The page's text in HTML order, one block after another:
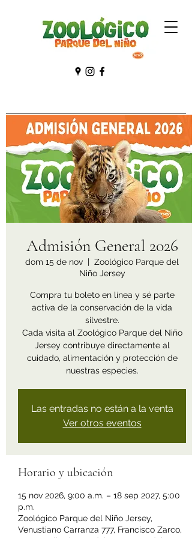
Admisión General 2026
dom 15 de nov
  |
Zoológico Parque del
Niño Jersey
Compra tu boleto en línea y sé parte
activa de la conservación de la vida
silvestre.
Cada visita al Zoológico Parque del Niño
Jersey contribuye directamente al
cuidado, alimentación y protección de
nuestras especies.
Las entradas no están a la venta
Ver otros eventos
Horario y ubicación
15 nov 2026, 9:00 a.m. – 18 sep 2027, 5:00
p.m.
Zoológico Parque del Niño Jersey,
Venustiano Carranza 777, Francisco Zarco,